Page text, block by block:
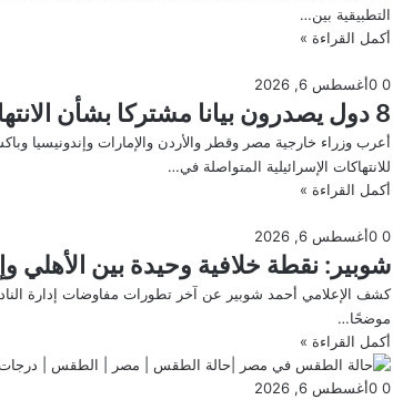
التطبيقية بين…
أكمل القراءة »
أغسطس 6, 2026 0
0
8 دول يصدرون بيانا مشتركا بشأن الانتهاكات الإسرائيلية في غزة
أعرب وزراء خارجية مصر وقطر والأردن والإمارات وإندونيسيا
للانتهاكات الإسرائيلية المتواصلة في…
أكمل القراءة »
أغسطس 6, 2026 0
0
شوبير: نقطة خلافية وحيدة بين الأهلي
كشف الإعلامي أحمد شوبير عن آخر تطورات مفاوضات إدارة
موضحًا…
أكمل القراءة »
أغسطس 6, 2026 0
0